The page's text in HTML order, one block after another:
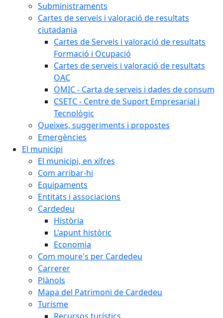
Subministraments
Cartes de serveis i valoració de resultats
ciutadania
Cartes de Serveis i valoració de resultats
Formació i Ocupació
Cartes de serveis i valoració de resultats
OAC
OMIC - Carta de serveis i dades de consum
CSETC - Centre de Suport Empresarial i
Tecnològic
Queixes, suggeriments i propostes
Emergències
El municipi
El municipi, en xifres
Com arribar-hi
Equipaments
Entitats i associacions
Cardedeu
Història
L'apunt històric
Economia
Com moure's per Cardedeu
Carrerer
Plànols
Mapa del Patrimoni de Cardedeu
Turisme